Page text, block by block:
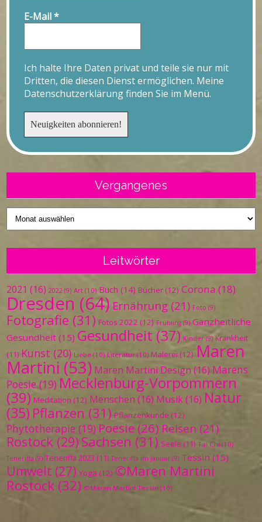
E-Mail*
Ich halte Ihre Daten privat und teile sie nur mit
Dritten, die diesen Dienst ermöglichen. Meine
Datenschutzerklärung finden Sie im Menü.
Vergangenes
Vergangenes
Leitwörter
2021 (16) 2022 (9) Art (10) Buch (14) Bücher (12) Corona (18)
Dresden (64) Ernährung (21) Foto (9)
Fotografie (31) Fotos 2022 (12) Frühling (9) Ganzheitliche
Gesundheit (15) Gesundheit (37) Kinder (9) Krankheit
(11) Kunst (20) Liebe (10) Literatur (10) Malerei (12) Maren
Martini (53) Maren Martini Design (16) Marens
Poesie(19) Mecklenburg-Vorpommern
(39) Meditation (12) Menschen (16) Musik(16) Natur
(35) Pflanzen (31) Pflanzenkunde (12)
Phytotherapie (19) Poesie (26) Reisen (21)
Rostock (29) Sachsen (31) Seele (11) Tai Chi (10)
Teneriffa (9) Teneriffa 2023 (11) Teneriffa im Januar (9) Tessin (15)
Umwelt (27) Yoga (12) ©Maren Martini
Rostock (32) ©Maren Martini Tessin (10)